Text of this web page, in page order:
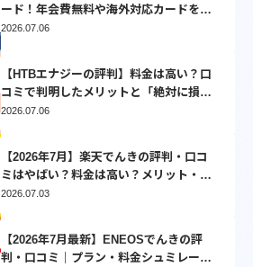
ード！年会費無料や海外対応カードを厳
選
2026.07.06
【HTBエナジーの評判】料金は高い？口
コミで判明したメリットと「絶対に損し
ない」乗り換え先3選
2026.07.06
【2026年7月】楽天でんきの評判・口コ
ミはやばい？料金は高い？メリット・デ
メリットを徹底比較
2026.07.03
【2026年7月最新】ENEOSでんきの評
判・口コミ｜プラン・料金シュミレーシ